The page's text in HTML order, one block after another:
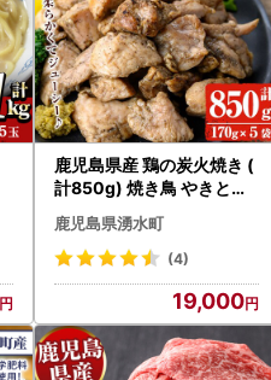
鹿児島県産 鶏の炭火焼き (
計850g) 焼き鳥 やきとり
真空パック 小分け 【ほか
むら】_y244
鹿児島県湧水町
(4)
19,000